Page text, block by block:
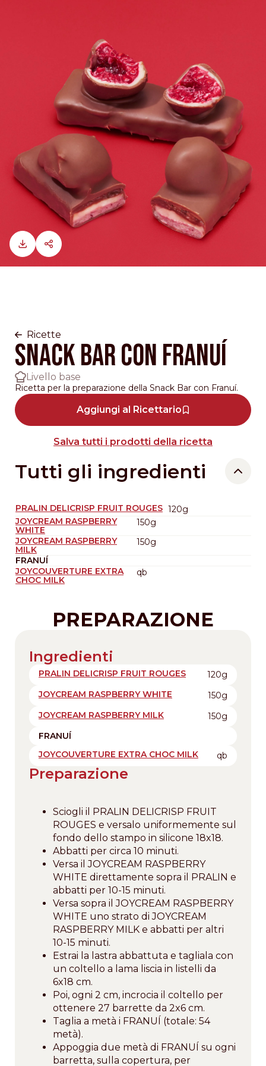
Ricette
Snack Bar con Franuí
Livello base
Ricetta per la preparazione della Snack Bar con Franuí.
Aggiungi al Ricettario
Salva tutti i prodotti della ricetta
Tutti gli ingredienti
PRALIN DELICRISP FRUIT ROUGES 120g
JOYCREAM RASPBERRY
WHITE
150g
JOYCREAM RASPBERRY
MILK
150g
FRANUÍ
JOYCOUVERTURE EXTRA
CHOC MILK
qb
PREPARAZIONE
Ingredienti
PRALIN DELICRISP FRUIT ROUGES
120g
JOYCREAM RASPBERRY WHITE
150g
JOYCREAM RASPBERRY MILK
150g
FRANUÍ
JOYCOUVERTURE EXTRA CHOC MILK
qb
Preparazione
Sciogli il PRALIN DELICRISP FRUIT
ROUGES e versalo uniformemente sul
fondo dello stampo in silicone 18x18.
Abbatti per circa 10 minuti.
Versa il JOYCREAM RASPBERRY
WHITE direttamente sopra il PRALIN e
abbatti per 10-15 minuti.
Versa sopra il JOYCREAM RASPBERRY
WHITE uno strato di JOYCREAM
RASPBERRY MILK e abbatti per altri
10-15 minuti.
Estrai la lastra abbattuta e tagliala con
un coltello a lama liscia in listelli da
6x18 cm.
Poi, ogni 2 cm, incrocia il coltello per
ottenere 27 barrette da 2x6 cm.
Taglia a metà i FRANUÍ (totale: 54
metà).
Appoggia due metà di FRANUÍ su ogni
barretta, sulla copertura, per